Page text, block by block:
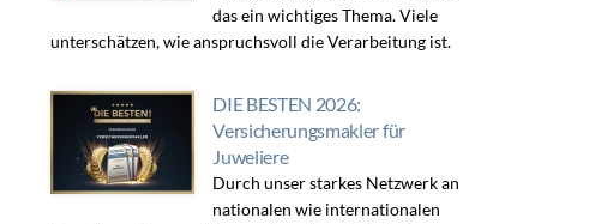
das ein wichtiges Thema. Viele
unterschätzen, wie anspruchsvoll die Verarbeitung ist.
DIE BESTEN 2026:
Versicherungsmakler für
Juweliere
Durch unser starkes Netzwerk an
nationalen wie internationalen